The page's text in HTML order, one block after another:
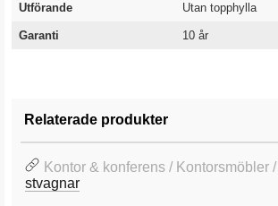
Utförande Utan topphylla
Garanti 10 år
Relaterade produkter
Kontor & konferens / Kontorsmöbler /
stvagnar